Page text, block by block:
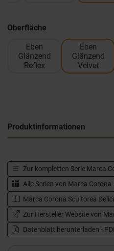
Oberfläche
Eben
Glänzend
Reflex
Eben
Glänzend
Velvet
Produktinformationen
Zur kompletten Serie Marca
Alle Serien von Marca Corona
Marca Corona Scultorea
Zur Hersteller Website von
Datenblatt herunterladen -